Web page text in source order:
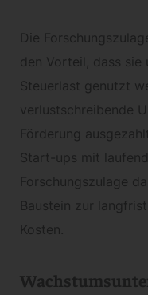
Die
den Vorteil, dass sie
Steuerlast genutzt
verlustschreibende
Förderung
Start-ups mit
Forschungszulage
Baustein zur
Kosten.